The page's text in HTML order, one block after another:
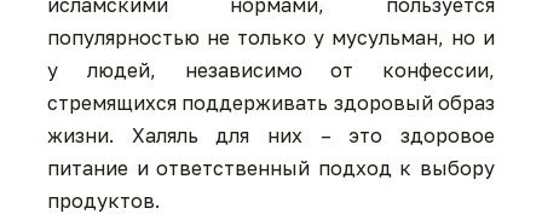
популярностью не только у мусульман, но и
у людей, независимо от конфессии,
стремящихся поддерживать здоровый образ
жизни. Халяль для них – это здоровое
питание и ответственный подход к выбору
продуктов.